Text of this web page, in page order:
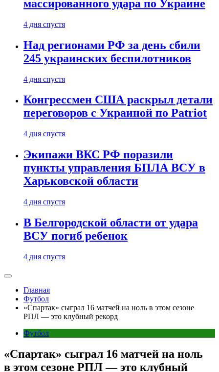
массированного удара по Украине
4 дня спустя
Над регионами РФ за день сбили
245 украинских беспилотников
4 дня спустя
Конгрессмен США раскрыл детали
переговоров с Украиной по Patriot
4 дня спустя
Экипажи ВКС РФ поразили
пункты управления БПЛА ВСУ в
Харьковской области
4 дня спустя
В Белгородской области от удара
ВСУ погиб ребенок
4 дня спустя
Главная
Футбол
«Спартак» сыграл 16 матчей на ноль в этом сезоне
РПЛ — это клубный рекорд
Футбол
«Спартак» сыграл 16 матчей на ноль
в этом сезоне РПЛ — это клубный